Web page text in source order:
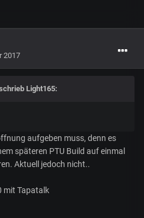
2017
Light165:
aufgeben muss, denn es
späteren PTU Build auf einmal
Aktuell jedoch nicht..
mit Tapatalk